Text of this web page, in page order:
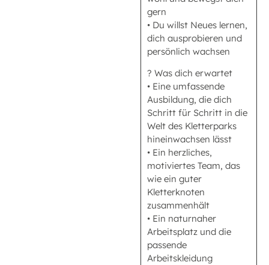
gern
• Du willst Neues lernen,
dich ausprobieren und
persönlich wachsen
? Was dich erwartet
• Eine umfassende
Ausbildung, die dich
Schritt für Schritt in die
Welt des Kletterparks
hineinwachsen lässt
• Ein herzliches,
motiviertes Team, das
wie ein guter
Kletterknoten
zusammenhält
• Ein naturnaher
Arbeitsplatz und die
passende
Arbeitskleidung